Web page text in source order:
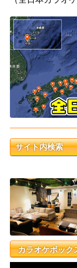
サイト内検索
カラオケボック